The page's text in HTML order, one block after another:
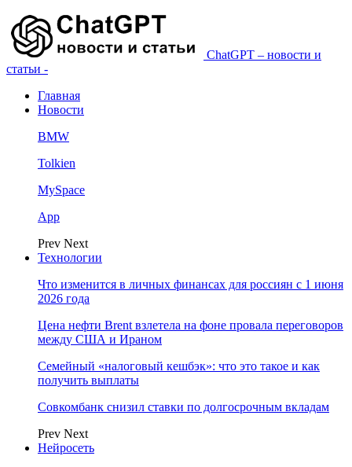
ChatGPT – новости и
статьи -
Главная
Новости
BMW
Tolkien
MySpace
App
Prev Next
Технологии
Что изменится в личных финансах для россиян с 1 июня
2026 года
Цена нефти Brent взлетела на фоне провала переговоров
между США и Ираном
Семейный «налоговый кешбэк»: что это такое и как
получить выплаты
Совкомбанк снизил ставки по долгосрочным вкладам
Prev Next
Нейросеть